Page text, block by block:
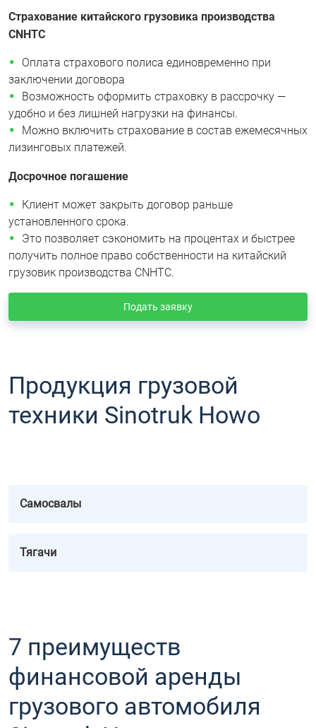
Страхование китайского грузовика производства
CNHTC
Оплата страхового полиса единовременно при
заключении договора
Возможность оформить страховку в рассрочку —
удобно и без лишней нагрузки на финансы.
Можно включить страхование в состав ежемесячных
лизинговых платежей.
Досрочное погашение
Клиент может закрыть договор раньше
установленного срока.
Это позволяет сэкономить на процентах и быстрее
получить полное право собственности на китайский
грузовик производства CNHTC.
Подать заявку
Продукция грузовой
техники Sinotruk Howo
Самосвалы
Тягачи
7 преимуществ
финансовой аренды
грузового автомобиля